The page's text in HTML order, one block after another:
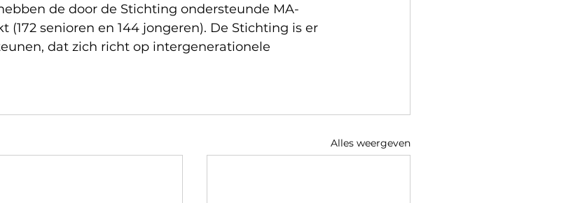
de door de Stichting ondersteunde MA-
(172 senioren en 144 jongeren). De Stichting is er
dat zich richt op intergenerationele
Alles weergeven